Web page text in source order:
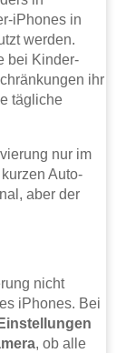
iPhones in
werden.
bei Kinder-
ihr
tägliche
nur im
Auto-
aber der
nicht
iPhones. Bei
Einstellungen
, ob alle